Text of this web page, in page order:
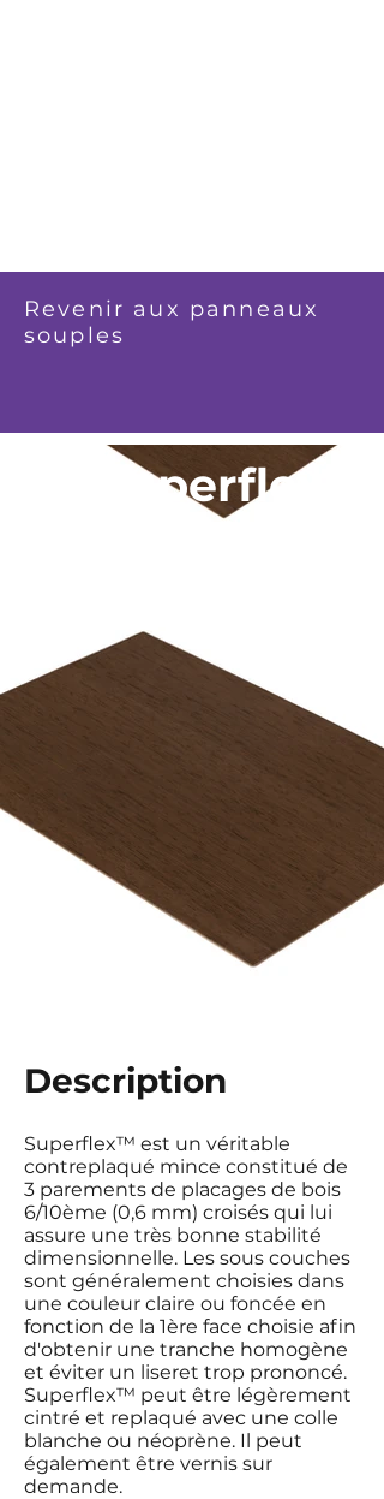
Revenir aux panneaux
souples
Superflex™
Description
Superflex™ est un véritable
contreplaqué mince constitué de
3 parements de placages de bois
6/10ème (0,6 mm) croisés qui lui
assure une très bonne stabilité
dimensionnelle. Les sous couches
sont généralement choisies dans
une couleur claire ou foncée en
fonction de la 1ère face choisie afin
d'obtenir une tranche homogène
et éviter un liseret trop prononcé.
Superflex™ peut être légèrement
cintré et replaqué avec une colle
blanche ou néoprène. Il peut
également être vernis sur
demande.